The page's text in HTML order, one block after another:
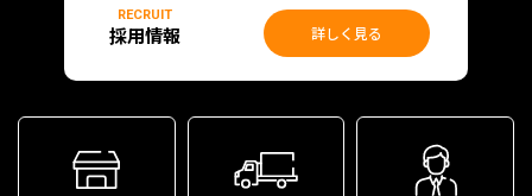
RECRUIT
採用情報 詳しく見る